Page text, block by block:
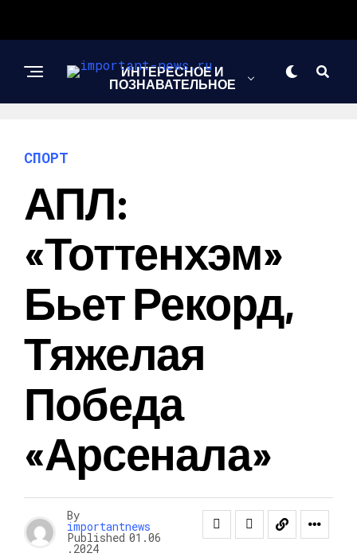
ИНТЕРЕСНОЕ И
ПОЗНАВАТЕЛЬНОЕ
СПОРТ
АПЛ:
«Тоттенхэм»
Бьет Рекорд,
Тяжелая
Победа
«Арсенала»
By
importantnews
Published 01.06
.2024